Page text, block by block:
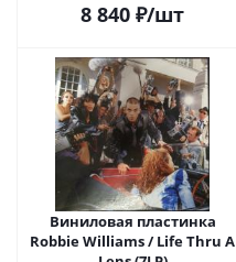
8 840 ₽/шт
Виниловая пластинка
Robbie Williams / Life Thru A